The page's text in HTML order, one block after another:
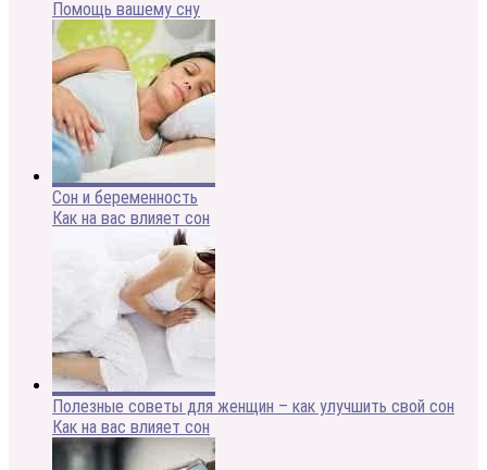
Помощь вашему сну
Сон и беременность
Как на вас влияет сон
Полезные советы для женщин – как улучшить свой сон
Как на вас влияет сон